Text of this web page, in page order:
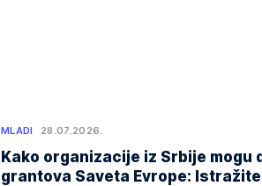
MLADI 28.07.2026.
Kako organizacije iz Srbije mogu
grantova Saveta Evrope: Istražite